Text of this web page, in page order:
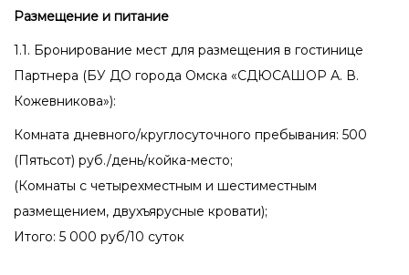
Размещение и питание
1.1. Бронирование мест для размещения в гостинице
Партнера (БУ ДО города Омска «СДЮСАШОР А. В.
Кожевникова»):
Комната дневного/круглосуточного пребывания: 500
(Пятьсот) руб./день/койка-место;
(Комнаты с четырехместным и шестиместным
размещением, двухъярусные кровати);
Итого: 5 000 руб/10 суток